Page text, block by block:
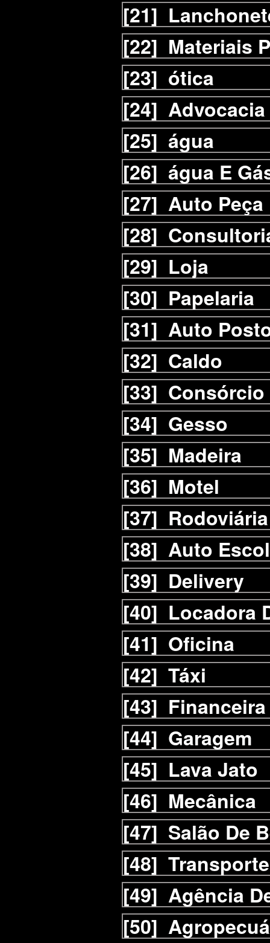
[21]
[22] Materiais
[23] ótica
[24] Advocacia
[25] água
[26] água E
[27] Auto Peça
[28]
[29] Loja
[30] Papelaria
[31] Auto
[32] Caldo
[33] Consórcio
[34] Gesso
[35] Madeira
[36] Motel
[37] Rodoviária
[38] Auto
[39] Delivery
[40] Locadora
[41] Oficina
[42] Táxi
[43] Financeira
[44] Garagem
[45] Lava Jato
[46] Mecânica
[47] Salão De
[48] Transporte
[49] Agência
[50]